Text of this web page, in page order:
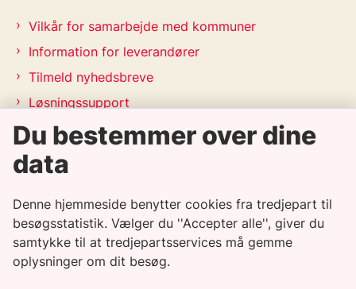
Vilkår for samarbejde med kommuner
Information for leverandører
Tilmeld nyhedsbreve
Løsningssupport
Releasekalender
APV-handleplan 2026
Genveje
Informationssikkerhedspolitik
Tilgængelighedserklæring
Du bestemmer over dine
data
Denne hjemmeside benytter cookies fra tredjepart til
besøgsstatistik. Vælger du ''Accepter alle'', giver du
samtykke til at tredjepartsservices må gemme
oplysninger om dit besøg.